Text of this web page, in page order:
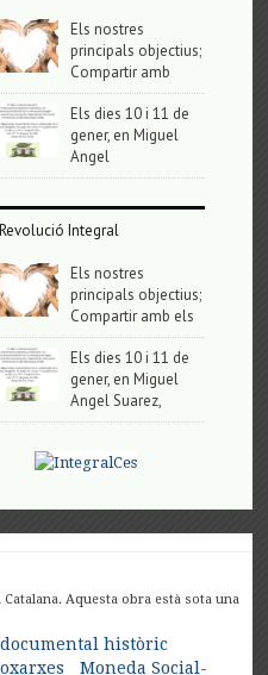
Els nostres
principals objectius;
Compartir amb
Els dies 10 i 11 de
gener, en Miguel
Angel
Revolució Integral
Els nostres
principals objectius;
Compartir amb els
Els dies 10 i 11 de
gener, en Miguel
Angel Suarez,
Aquesta obra està sota una
històric
Moneda Social-